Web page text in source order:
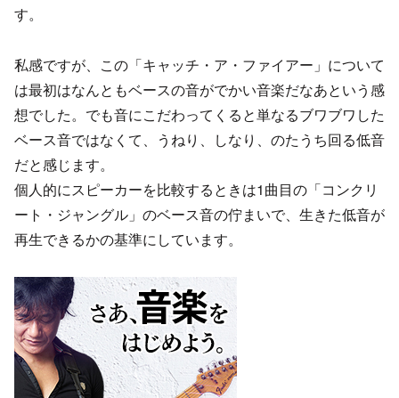
す。
私感ですが、この「キャッチ・ア・ファイアー」について
は最初はなんともベースの音がでかい音楽だなあという感
想でした。でも音にこだわってくると単なるブワブワした
ベース音ではなくて、うねり、しなり、のたうち回る低音
だと感じます。
個人的にスピーカーを比較するときは1曲目の「コンクリ
ート・ジャングル」のベース音の佇まいで、生きた低音が
再生できるかの基準にしています。